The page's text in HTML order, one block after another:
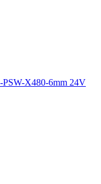
PSW-X480-6mm 24V